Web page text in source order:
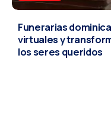
Funerarias
virtuales y
los seres queridos